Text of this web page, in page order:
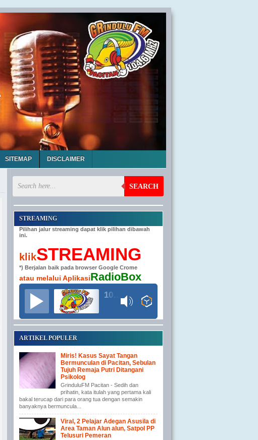
SITEMAP DISCLAIMER
SEARCH
STREAMING
Pilihan jalur streaming dapat klik pilihan dibawah
ini.
klikSTREAMING
*) Berjalan baik pada browser Google Crome
atau melalui AplikasiRadioBox
ARTIKEL POPULER
Miris! Kasus Sayat Tangan
Bermunculan di Pacitan, Sebulan
Tujuh Remaja Putri Ditangani
Psikolog
GrinduluFM Pacitan - Sedih dan
prihatin, kata itulah yang pertama kali
bakal terucap dari para orang tua dengan semakin
banyaknya bermuncula...
Viral, 2 Pelajar Adegan Asusila di
Area Taman Alun alun, Satpol PP
Telusuri Pemeran